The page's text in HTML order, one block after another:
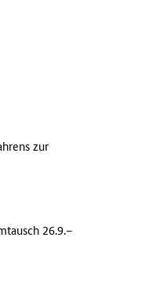
zur
26.9.–